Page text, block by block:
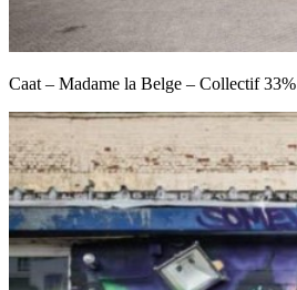
Caat – Madame la Belge – Collectif 33%